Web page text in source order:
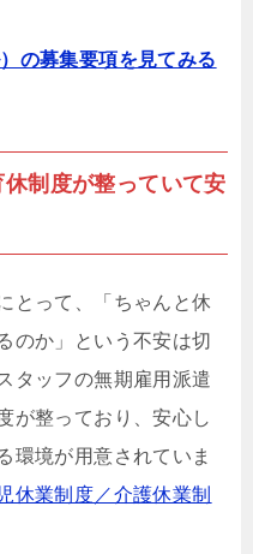
の募集要項を見てみる
休制度が整っていて安
とって、「ちゃんと休
のか」という不安は切
タッフの無期雇用派遣
が整っており、安心し
環境が用意されていま
休業制度／介護休業制